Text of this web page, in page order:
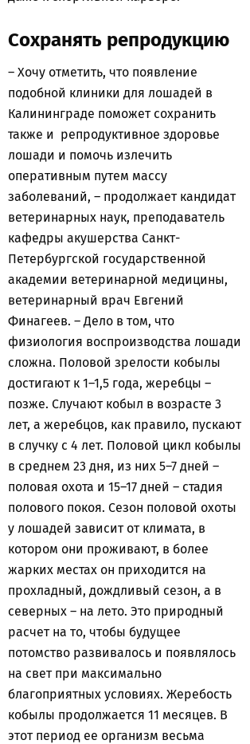
Сохранять репродукцию
– Хочу отметить, что появление
подобной клиники для лошадей в
Калининграде поможет сохранить
также и репродуктивное здоровье
лошади и помочь излечить
оперативным путем массу
заболеваний, – продолжает кандидат
ветеринарных наук, преподаватель
кафедры акушерства Санкт-
Петербургской государственной
академии ветеринарной медицины,
ветеринарный врач Евгений
Финагеев. – Дело в том, что
физиология воспроизводства лошади
сложна. Половой зрелости кобылы
достигают к 1–1,5 года, жеребцы –
позже. Случают кобыл в возрасте 3
лет, а жеребцов, как правило, пускают
в случку с 4 лет. Половой цикл кобылы
в среднем 23 дня, из них 5–7 дней –
половая охота и 15–17 дней – стадия
полового покоя. Сезон половой охоты
у лошадей зависит от климата, в
котором они проживают, в более
жарких местах он приходится на
прохладный, дождливый сезон, а в
северных – на лето. Это природный
расчет на то, чтобы будущее
потомство развивалось и появлялось
на свет при максимально
благоприятных условиях. Жеребость
кобылы продолжается 11 месяцев. В
этот период ее организм весьма